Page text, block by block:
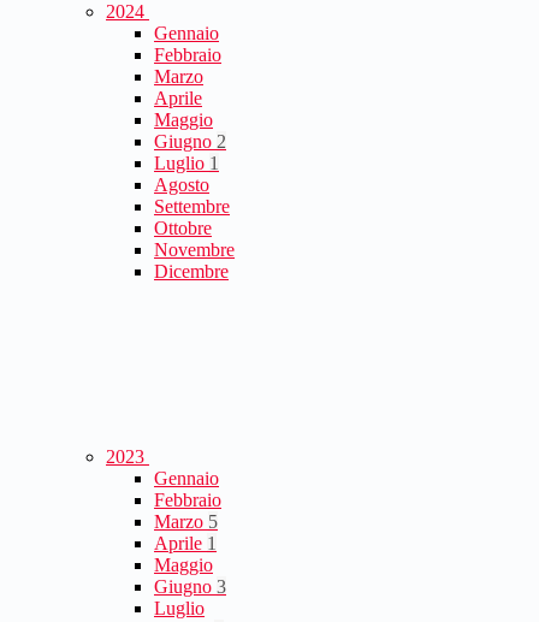
2024
Gennaio
Febbraio
Marzo
Aprile
Maggio
Giugno 2
Luglio 1
Agosto
Settembre
Ottobre
Novembre
Dicembre
2023
Gennaio
Febbraio
Marzo 5
Aprile 1
Maggio
Giugno 3
Luglio